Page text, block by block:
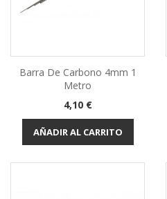
Barra De Carbono 4mm 1
Metro
Precio
4,10 €
AÑADIR AL CARRITO